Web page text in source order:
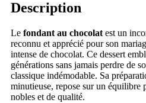
Description
Le fondant au chocolat est un
reconnu et apprécié pour son
intense de chocolat. Ce dessert
générations sans jamais perdre de
classique indémodable. Sa
minutieuse, repose sur un équilibre
nobles et de qualité.